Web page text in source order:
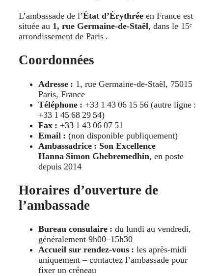
L’ambassade de l’État d’Érythrée en France est
située au 1, rue Germaine‑de‑Staël, dans le 15ᵉ
arrondissement de Paris .
Coordonnées
Adresse : 1, rue Germaine‑de‑Staël, 75015
Paris, France
Téléphone : +33 1 43 06 15 56 (autre ligne :
+33 1 45 68 29 54)
Fax : +33 1 43 06 07 51
Email : (non disponible publiquement)
Ambassadrice : Son Excellence
Hanna Simon Ghebremedhin, en poste
depuis 2014
Horaires d’ouverture de
l’ambassade
Bureau consulaire : du lundi au vendredi,
généralement 9h00–15h30
Accueil sur rendez-vous : les après‑midi
uniquement – contactez l’ambassade pour
fixer un créneau